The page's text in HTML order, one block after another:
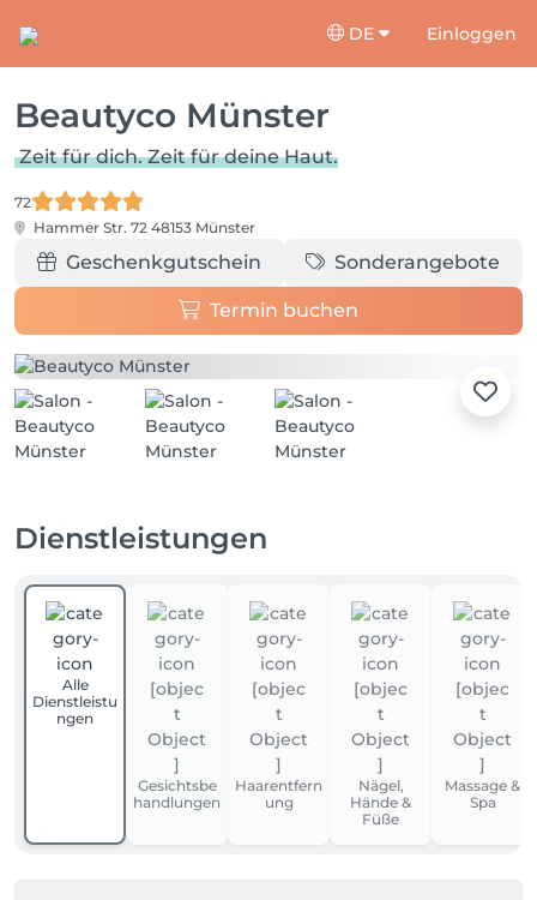
DE Einloggen
Beautyco Münster
Zeit für dich. Zeit für deine Haut.
72
Hammer Str. 72 48153 Münster
Geschenkgutschein Sonderangebote
Termin buchen
Dienstleistungen
Alle
Dienstleistu
ngen
Gesichtsbe
handlungen
Haarentfern
ung
Nägel,
Hände &
Füße
Massage &
Spa